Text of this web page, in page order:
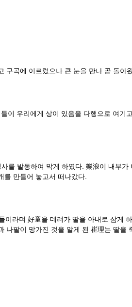
구곡에 이르렀으나 큰 눈을 만나 곧 돌아
이 우리에게 상이 있음을 다행으로 여
를 발동하여 막게 하였다. 樂浪이 내부
를 만들어 놓고서 떠나갔다.
라며 好童을 데려가 딸을 아내로 삼게
팔이 망가진 것을 알게 된 崔理는 딸